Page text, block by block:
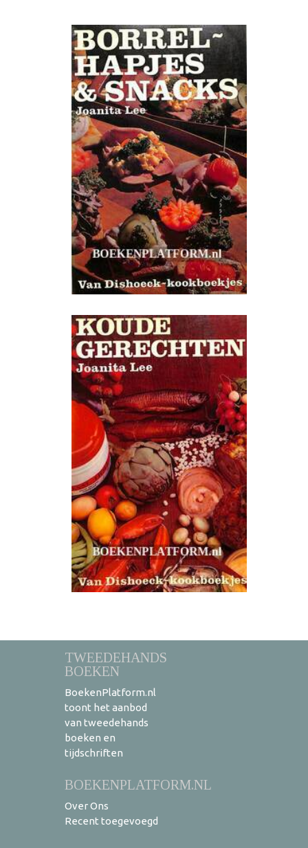
TWEEDEHANDS
BOEKEN
BoekenPlatform.nl
toont het aanbod
van tweedehands
boeken en
tijdschriften
BOEKENPLATFORM.NL
Over Ons
Recent toegevoegd